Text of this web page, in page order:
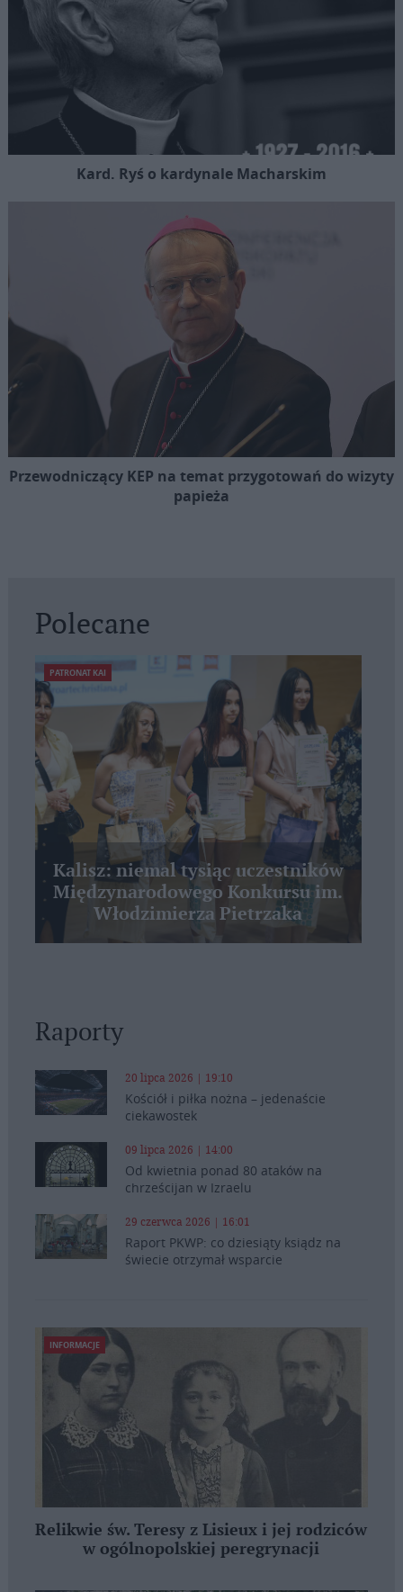
Kard. Ryś o kardynale Macharskim
Przewodniczący KEP na temat przygotowań do wizyty
papieża
Polecane
PATRONAT KAI
Kalisz: niemal tysiąc uczestników
Międzynarodowego Konkursu im.
Włodzimierza Pietrzaka
Raporty
20 lipca 2026 | 19:10
Kościół i piłka nożna – jedenaście
ciekawostek
09 lipca 2026 | 14:00
Od kwietnia ponad 80 ataków na
chrześcijan w Izraelu
29 czerwca 2026 | 16:01
Raport PKWP: co dziesiąty ksiądz na
świecie otrzymał wsparcie
INFORMACJE
Relikwie św. Teresy z Lisieux i jej rodziców
w ogólnopolskiej peregrynacji